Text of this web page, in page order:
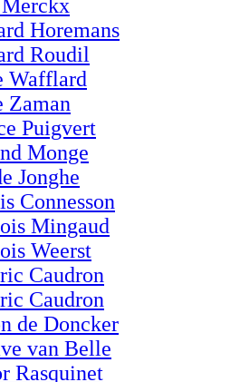
Horemans
Roudil
Wafflard
Zaman
Puigvert
Monge
Jonghe
Connesson
Mingaud
Weerst
Caudron
Caudron
de Doncker
van Belle
Rasquinet